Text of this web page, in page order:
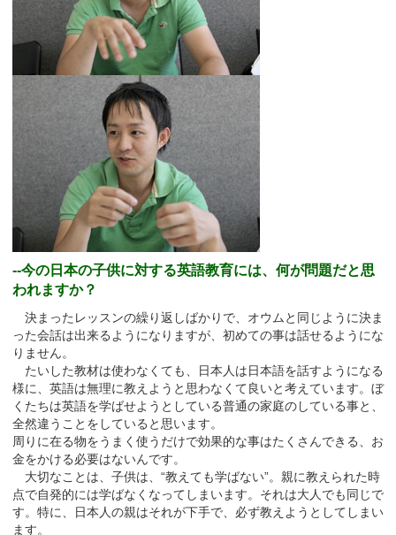
--今の日本の子供に対する英語教育には、何が問題だと思
われますか？
決まったレッスンの繰り返しばかりで、オウムと同じように決ま
った会話は出来るようになりますが、初めての事は話せるようにな
りません。
たいした教材は使わなくても、日本人は日本語を話すようになる
様に、英語は無理に教えようと思わなくて良いと考えています。ぼ
くたちは英語を学ばせようとしている普通の家庭のしている事と、
全然違うことをしていると思います。
周りに在る物をうまく使うだけで効果的な事はたくさんできる、お
金をかける必要はないんです。
大切なことは、子供は、“教えても学ばない”。親に教えられた時
点で自発的には学ばなくなってしまいます。それは大人でも同じで
す。特に、日本人の親はそれが下手で、必ず教えようとしてしまい
ます。